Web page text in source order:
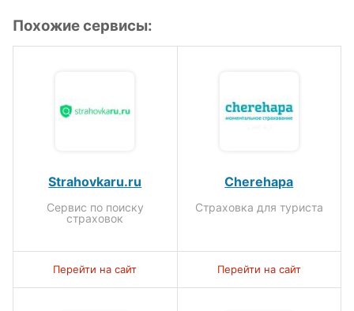
Похожие сервисы:
Strahovkaru.ru
Сервис по поиску
страховок
Перейти на сайт
Cherehapa
Страховка для туриста
Перейти на сайт